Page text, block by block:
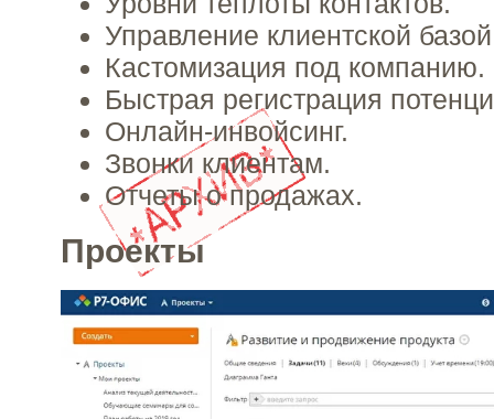
Управление клиентской
Кастомизация под компанию.
Быстрая регистрация
Онлайн-инвойсинг.
Звонки клиентам.
Отчеты о продажах.
Проекты